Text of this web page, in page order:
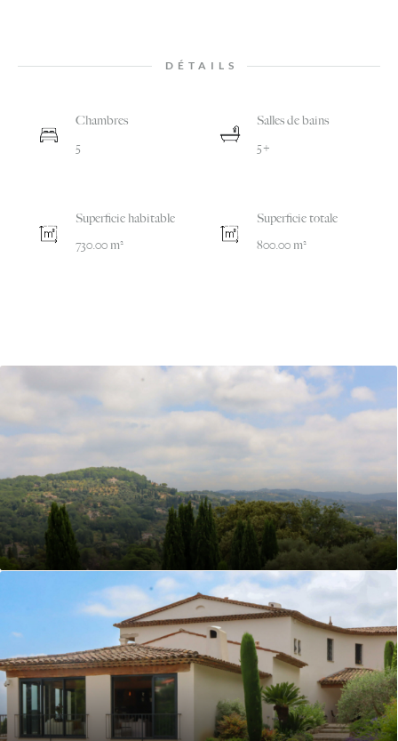
DÉTAILS
Chambres
5
Salles de bains
5+
Superficie habitable
730.00 m²
Superficie totale
800.00 m²